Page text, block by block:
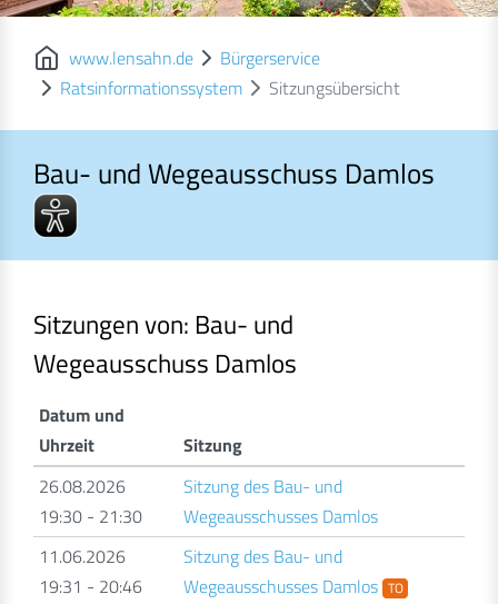
www.lensahn.de
Bürgerservice
Ratsinformationssystem
Sitzungsübersicht
Bau- und Wegeausschuss Damlos
Bau- und Wegeausschuss Damlos
Sitzungen von: Bau- und
Wegeausschuss Damlos
Datum und
Uhrzeit
Sitzung
26.08.2026
19:30 - 21:30
Sitzung des Bau- und
Wegeausschusses Damlos
11.06.2026
19:31 - 20:46
Sitzung des Bau- und
Wegeausschusses Damlos TO